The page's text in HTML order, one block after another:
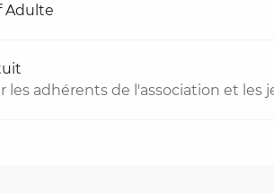
2026
Adulte
les adhérents de l'association et les